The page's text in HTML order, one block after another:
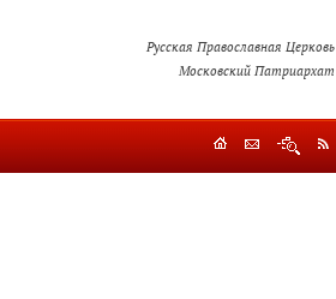
Русская Православная Церковь
Московский Патриархат